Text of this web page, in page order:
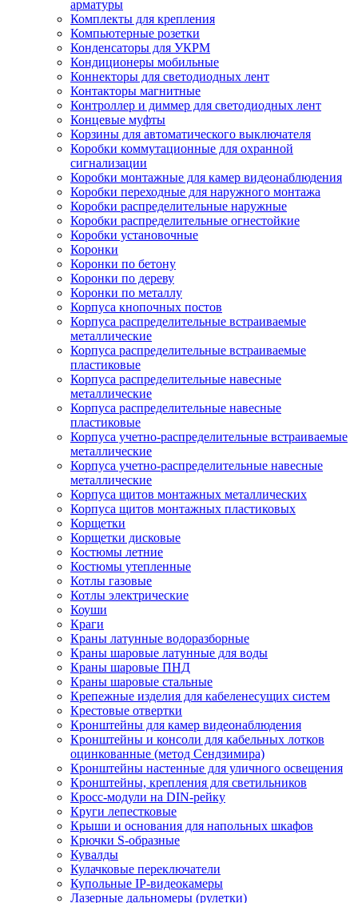
арматуры
Комплекты для крепления
Компьютерные розетки
Конденсаторы для УКРМ
Кондиционеры мобильные
Коннекторы для светодиодных лент
Контакторы магнитные
Контроллер и диммер для светодиодных лент
Концевые муфты
Корзины для автоматического выключателя
Коробки коммутационные для охранной
сигнализации
Коробки монтажные для камер видеонаблюдения
Коробки переходные для наружного монтажа
Коробки распределительные наружные
Коробки распределительные огнестойкие
Коробки установочные
Коронки
Коронки по бетону
Коронки по дереву
Коронки по металлу
Корпуса кнопочных постов
Корпуса распределительные встраиваемые
металлические
Корпуса распределительные встраиваемые
пластиковые
Корпуса распределительные навесные
металлические
Корпуса распределительные навесные
пластиковые
Корпуса учетно-распределительные встраиваемые
металлические
Корпуса учетно-распределительные навесные
металлические
Корпуса щитов монтажных металлических
Корпуса щитов монтажных пластиковых
Корщетки
Корщетки дисковые
Костюмы летние
Костюмы утепленные
Котлы газовые
Котлы электрические
Коуши
Краги
Краны латунные водоразборные
Краны шаровые латунные для воды
Краны шаровые ПНД
Краны шаровые стальные
Крепежные изделия для кабеленесущих систем
Крестовые отвертки
Кронштейны для камер видеонаблюдения
Кронштейны и консоли для кабельных лотков
оцинкованные (метод Сендзимира)
Кронштейны настенные для уличного освещения
Кронштейны, крепления для светильников
Кросс-модули на DIN-рейку
Круги лепестковые
Крыши и основания для напольных шкафов
Крючки S-образные
Кувалды
Кулачковые переключатели
Купольные IP-видеокамеры
Лазерные дальномеры (рулетки)